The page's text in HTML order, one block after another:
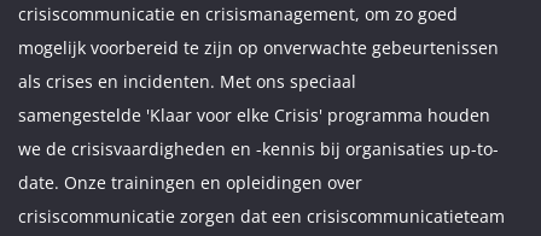
crisiscommunicatie en crisismanagement, om zo goed
mogelijk voorbereid te zijn op onverwachte gebeurtenissen
als crises en incidenten. Met ons speciaal
samengestelde 'Klaar voor elke Crisis' programma houden
we de crisisvaardigheden en -kennis bij organisaties up-to-
date. Onze trainingen en opleidingen over
crisiscommunicatie zorgen dat een crisiscommunicatieteam